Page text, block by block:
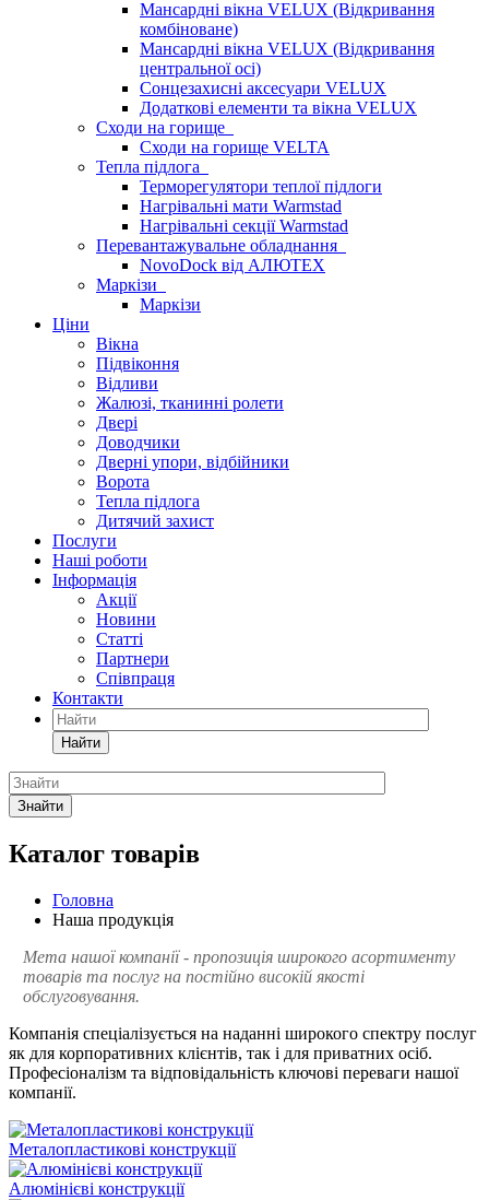
Мансардні вікна VELUX (Відкривання
комбіноване)
Мансардні вікна VELUX (Відкривання
центральної осі)
Сонцезахисні аксесуари VELUX
Додаткові елементи та вікна VELUX
Сходи на горище
Сходи на горище VELTA
Тепла підлога
Терморегулятори теплої підлоги
Нагрівальні мати Warmstad
Нагрівальні секції Warmstad
Перевантажувальне обладнання
NovoDock від АЛЮТЕХ
Маркізи
Маркізи
Ціни
Вікна
Підвіконня
Відливи
Жалюзі, тканинні ролети
Двері
Доводчики
Дверні упори, відбійники
Ворота
Тепла підлога
Дитячий захист
Послуги
Наші роботи
Інформація
Акції
Новини
Статті
Партнери
Співпраця
Контакти
Найти
Знайти
Каталог товарів
Головна
Наша продукція
Мета нашої компанії - пропозиція широкого асортименту
товарів та послуг на постійно високій якості
обслуговування.
Компанія спеціалізується на наданні широкого спектру послуг
як для корпоративних клієнтів, так і для приватних осіб.
Професіоналізм та відповідальність ключові переваги нашої
компанії.
Металопластикові конструкції
Алюмінієві конструкції